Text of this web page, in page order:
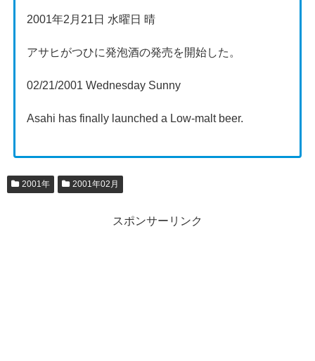
2001年2月21日 水曜日 晴
アサヒがつひに発泡酒の発売を開始した。
02/21/2001 Wednesday Sunny
Asahi has finally launched a Low-malt beer.
2001年 2001年02月
スポンサーリンク